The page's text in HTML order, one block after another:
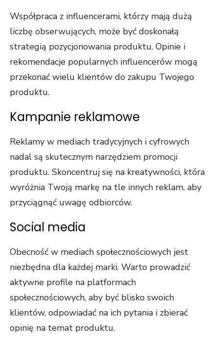
Współpraca z influencerami, którzy mają dużą
liczbę obserwujących, może być doskonałą
strategią pozycjonowania produktu. Opinie i
rekomendacje popularnych influencerów mogą
przekonać wielu klientów do zakupu Twojego
produktu.
Kampanie reklamowe
Reklamy w mediach tradycyjnych i cyfrowych
nadal są skutecznym narzędziem promocji
produktu. Skoncentruj się na kreatywności, która
wyróżnia Twoją markę na tle innych reklam, aby
przyciągnąć uwagę odbiorców.
Social media
Obecność w mediach społecznościowych jest
niezbędna dla każdej marki. Warto prowadzić
aktywne profile na platformach
społecznościowych, aby być blisko swoich
klientów, odpowiadać na ich pytania i zbierać
opinię na temat produktu.